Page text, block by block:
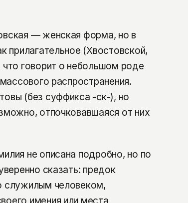
— женская форма, но в
прилагательное (Хвостовской,
говорит о небольшом роде
распространения.
(без суффикса -ск-), но
отпочковавшаяся от них
не описана подробно, но по
сказать: предок
служилым человеком,